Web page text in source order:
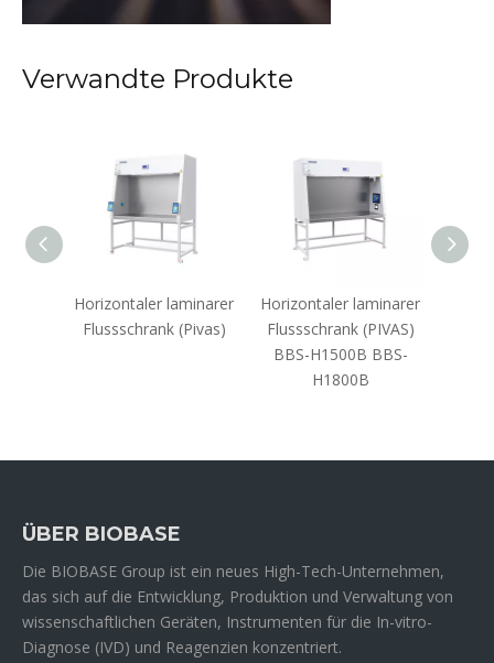
Verwandte Produkte
Horizontaler laminarer
Flussschrank (Pivas)
Horizontaler laminarer
Flussschrank (PIVAS)
BBS-H1500B BBS-
H1800B
ÜBER BIOBASE
Die BIOBASE Group ist ein neues High-Tech-Unternehmen,
das sich auf die Entwicklung, Produktion und Verwaltung von
wissenschaftlichen Geräten, Instrumenten für die In-vitro-
Diagnose (IVD) und Reagenzien konzentriert.